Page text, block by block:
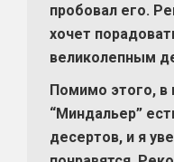
пробовал его.
хочет
великолепным
Помимо этого, в
“Миндальер”
десертов, и я